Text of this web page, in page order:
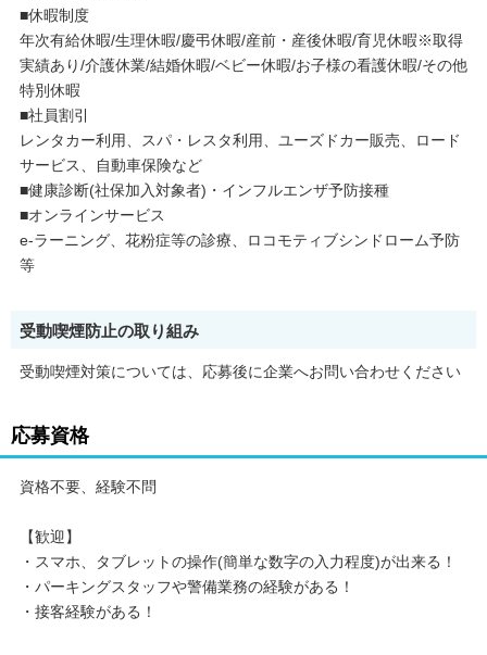
■休暇制度
年次有給休暇/生理休暇/慶弔休暇/産前・産後休暇/育児休暇※取得
実績あり/介護休業/結婚休暇/ベビー休暇/お子様の看護休暇/その他
特別休暇
■社員割引
レンタカー利用、スパ・レスタ利用、ユーズドカー販売、ロード
サービス、自動車保険など
■健康診断(社保加入対象者)・インフルエンザ予防接種
■オンラインサービス
e-ラーニング、花粉症等の診療、ロコモティブシンドローム予防
等
受動喫煙防止の取り組み
受動喫煙対策については、応募後に企業へお問い合わせください
応募資格
資格不要、経験不問
【歓迎】
・スマホ、タブレットの操作(簡単な数字の入力程度)が出来る！
・パーキングスタッフや警備業務の経験がある！
・接客経験がある！